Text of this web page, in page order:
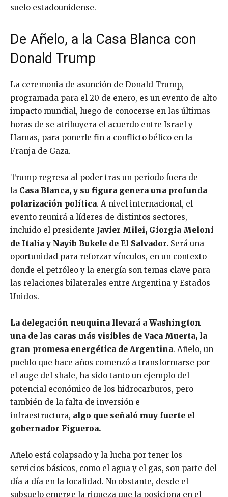
suelo estadounidense.
De Añelo, a la Casa Blanca con
Donald Trump
La ceremonia de asunción de Donald Trump,
programada para el 20 de enero, es un evento de alto
impacto mundial, luego de conocerse en las últimas
horas de se atribuyera el acuerdo entre Israel y
Hamas, para ponerle fin a conflicto bélico en la
Franja de Gaza.
Trump regresa al poder tras un periodo fuera de
la Casa Blanca, y su figura genera una profunda
polarización política. A nivel internacional, el
evento reunirá a líderes de distintos sectores,
incluido el presidente Javier Milei, Giorgia Meloni
de Italia y Nayib Bukele de El Salvador. Será una
oportunidad para reforzar vínculos, en un contexto
donde el petróleo y la energía son temas clave para
las relaciones bilaterales entre Argentina y Estados
Unidos.
La delegación neuquina llevará a Washington
una de las caras más visibles de Vaca Muerta, la
gran promesa energética de Argentina. Añelo, un
pueblo que hace años comenzó a transformarse por
el auge del shale, ha sido tanto un ejemplo del
potencial económico de los hidrocarburos, pero
también de la falta de inversión e
infraestructura, algo que señaló muy fuerte el
gobernador Figueroa.
Añelo está colapsado y la lucha por tener los
servicios básicos, como el agua y el gas, son parte del
día a día en la localidad. No obstante, desde el
subsuelo emerge la riqueza que la posiciona en el